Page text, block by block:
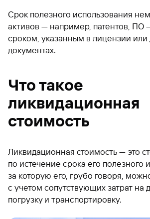
Срок полезного использования
активов — например, патентов, ПО
сроком, указанным в лицензии или
документах.
Что такое
ликвидационная
стоимость
Ликвидационная стоимость — это
по истечение срока его полезного
за которую его, грубо говоря,
с учетом сопутствующих затрат на
погрузку и транспортировку.